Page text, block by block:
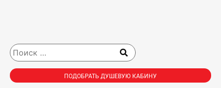
ПОДОБРАТЬ ДУШЕВУЮ КАБИНУ